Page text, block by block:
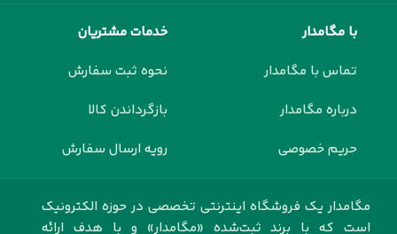
با مگامدار
تماس با مگامدار
درباره مگامدار
حریم خصوصی
خدمات مشتریان
نحوه ثبت سفارش
بازگرداندن کالا
رویه ارسال سفارش
مگامدار یک فروشگاه اینترنتی تخصصی در حوزه الکترونیک
است که با برند ثبت‌شده «مگامدار» و با هدف ارائه